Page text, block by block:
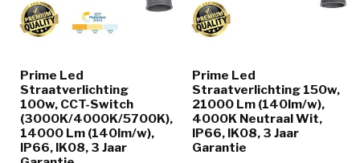
Prime Led
Straatverlichting
100w, CCT-Switch
(3000K/4000K/5700K),
14000 Lm (140lm/w),
IP66, IK08, 3 Jaar
Prime Led
Straatverlichting 150w,
21000 Lm (140lm/w),
4000K Neutraal Wit,
IP66, IK08, 3 Jaar
Garantie